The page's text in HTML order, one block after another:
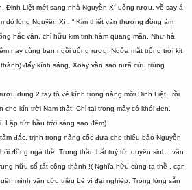
Đinh Liệt mới sang nhà Nguyễn Xí uống rượu. về say á
dò lòng Nguỹên Xí : “ Kim thiết vãn thượng đồng ẩm
hắc vân. chỉ hữu kim tinh hàm quang mãn. Như hà
nay cùng bạn ngồi uống rượu. Ngửa mặt trông trời kịt
đấy kính sáng, Xoay vần sao nưã cửu trùng
dùng 2 tay tỏ vẻ kính trọng nâng mời Đinh Liệt , rồi
kín trời Nam thật! Chỉ tại trong mây có khói đen.
Lập tức bầu trời sáng sao đêm)
đắc, trịnh trọng nâng cốc đưa cho thiếu bảo Nguyễn
đồng ngà thề. Trung thần bất tuý tử, quyên sinh ! vãn
hữu số tất công thành !( Nghĩa hữu cùng ta thề , cạn
mình vãn cứu triều Lê vì đại nghiệp. Trong lòng sẵn